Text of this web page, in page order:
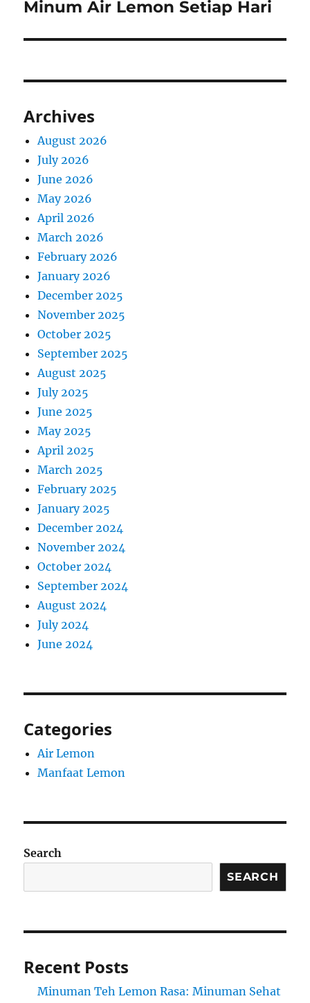
post:
Minum Air Lemon Setiap Hari
Archives
August 2026
July 2026
June 2026
May 2026
April 2026
March 2026
February 2026
January 2026
December 2025
November 2025
October 2025
September 2025
August 2025
July 2025
June 2025
May 2025
April 2025
March 2025
February 2025
January 2025
December 2024
November 2024
October 2024
September 2024
August 2024
July 2024
June 2024
Categories
Air Lemon
Manfaat Lemon
Search
SEARCH
Recent Posts
Minuman Teh Lemon Rasa: Minuman Sehat